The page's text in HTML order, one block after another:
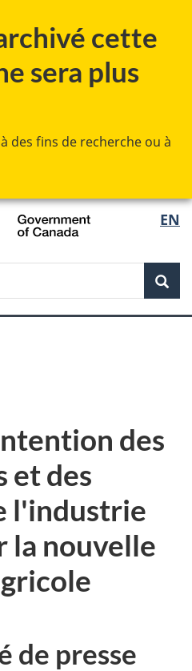
cette
sera plus
des fins de recherche ou à
au
principal
à
Au
»
à
version
de
la
EN
des
et des
l'industrie
la nouvelle
de presse